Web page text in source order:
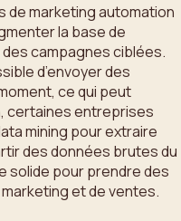
de marketing automation
la base de
campagnes ciblées.
d’envoyer des
ce qui peut
certaines entreprises
mining pour extraire
des données brutes du
solide pour prendre des
et de ventes.